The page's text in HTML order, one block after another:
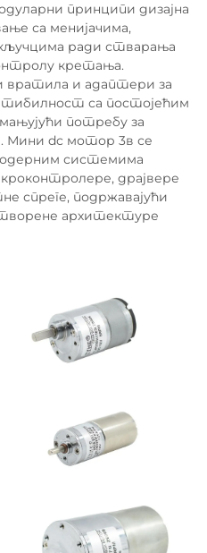
принципи дизајна
са менијачима,
ради стварања
кретања.
вратила и адаптери за
са постојећим
потребу за
Мини dc мотор 3в се
системима
драјвере
спреге, подржавајући
архитектуре